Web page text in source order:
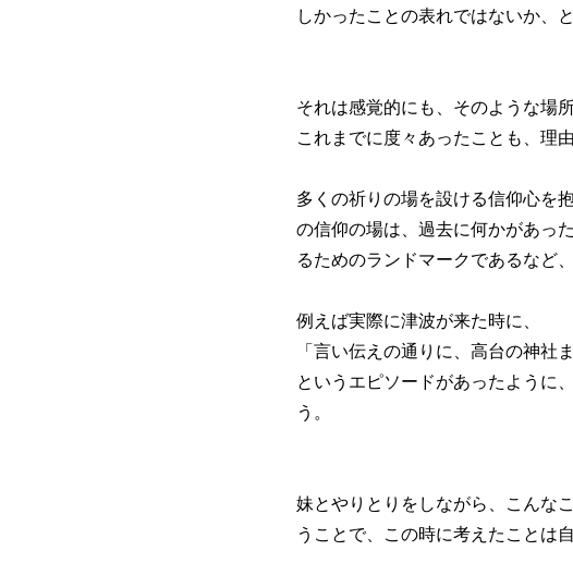
しかったことの表れではないか、
それは感覚的にも、そのような場
これまでに度々あったことも、理
多くの祈りの場を設ける信仰心を
の信仰の場は、過去に何かがあっ
るためのランドマークであるなど
例えば実際に津波が来た時に、
「言い伝えの通りに、高台の神社
というエピソードがあったように
う。
妹とやりとりをしながら、こんな
うことで、この時に考えたことは